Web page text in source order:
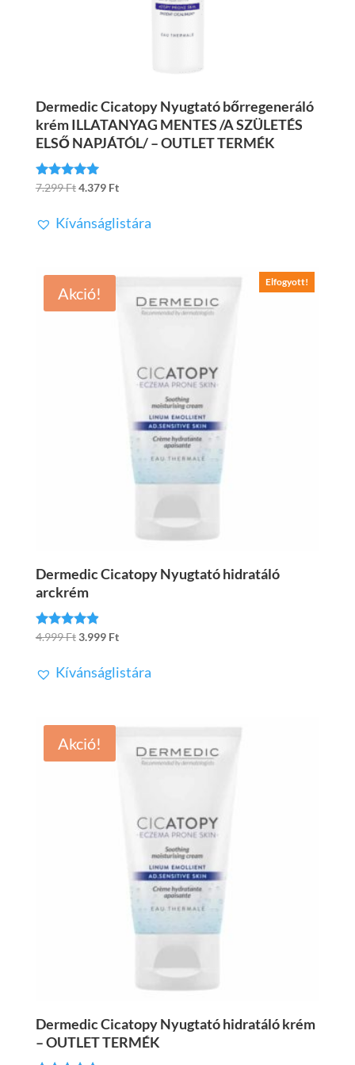
Dermedic Cicatopy Nyugtató bőrregeneráló
krém ILLATANYAG MENTES /A SZÜLETÉS
ELSŐ NAPJÁTÓL/ – OUTLET TERMÉK
Értékelés:
7.299FtOriginal
was:
4.379 FtCurrent
is:
Kívánságlistára
Akció!
Elfogyott!
Dermedic Cicatopy Nyugtató hidratáló
arckrém
Értékelés:
4.999FtOriginal
was:
3.999 FtCurrent
is:
Kívánságlistára
Akció!
Dermedic Cicatopy Nyugtató hidratáló krém
– OUTLET TERMÉK